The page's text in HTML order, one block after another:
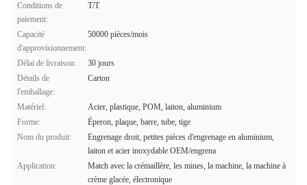
Conditions de
paiement:
T/T
Capacité
d'approvisionnement:
50000 pièces/mois
Délai de livraison:
30 jours
Détails de
l'emballage:
Carton
Matériel:
Acier, plastique, POM, laiton, aluminium
Forme:
Éperon, plaque, barre, tube, tige
Nom du produit:
Engrenage droit, petites pièces d'engrenage en aluminium,
laiton et acier inoxydable OEM/engrena
Application:
Match avec la crémaillère, les mines, la machine, la machine à
crème glacée, électronique